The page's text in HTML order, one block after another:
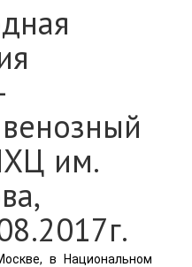
им.
в Национальном